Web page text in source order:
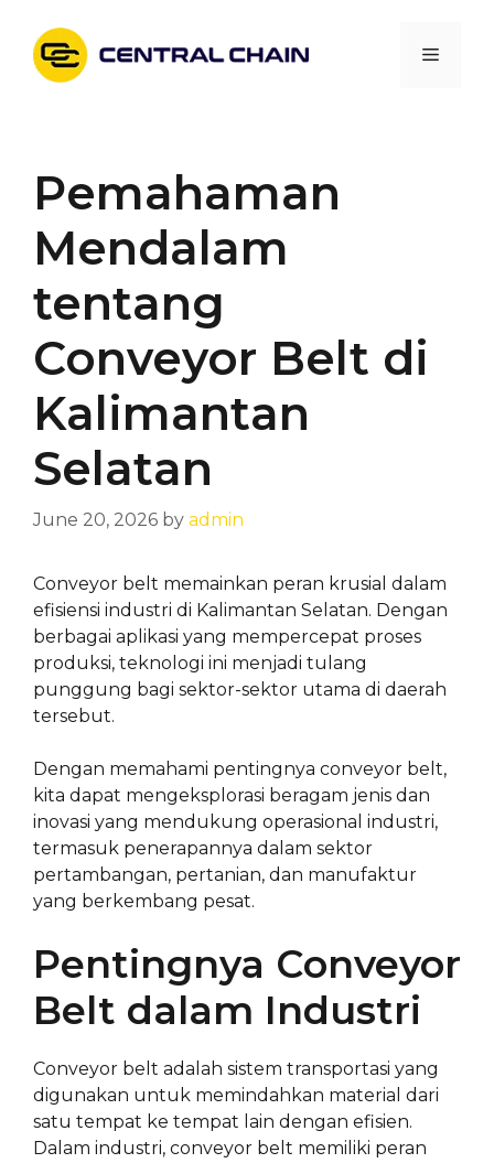
content
Menu
Pemahaman
Mendalam
tentang
Conveyor Belt di
Kalimantan
Selatan
June 20, 2026 by admin
Conveyor belt memainkan peran krusial dalam
efisiensi industri di Kalimantan Selatan. Dengan
berbagai aplikasi yang mempercepat proses
produksi, teknologi ini menjadi tulang
punggung bagi sektor-sektor utama di daerah
tersebut.
Dengan memahami pentingnya conveyor belt,
kita dapat mengeksplorasi beragam jenis dan
inovasi yang mendukung operasional industri,
termasuk penerapannya dalam sektor
pertambangan, pertanian, dan manufaktur
yang berkembang pesat.
Pentingnya Conveyor
Belt dalam Industri
Conveyor belt adalah sistem transportasi yang
digunakan untuk memindahkan material dari
satu tempat ke tempat lain dengan efisien.
Dalam industri, conveyor belt memiliki peran